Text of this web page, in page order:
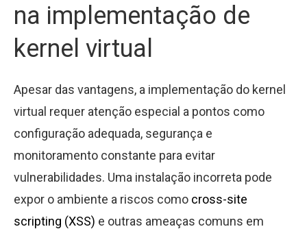
na implementação de
kernel virtual
Apesar das vantagens, a implementação do kernel
virtual requer atenção especial a pontos como
configuração adequada, segurança e
monitoramento constante para evitar
vulnerabilidades. Uma instalação incorreta pode
expor o ambiente a riscos como cross-site
scripting (XSS) e outras ameaças comuns em